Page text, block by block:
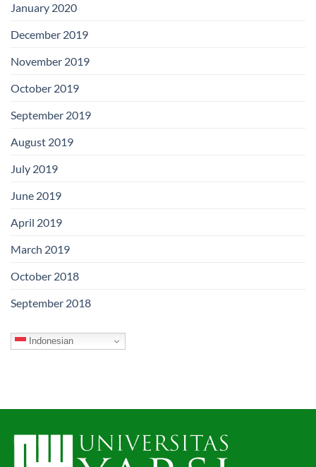
January 2020
December 2019
November 2019
October 2019
September 2019
August 2019
July 2019
June 2019
April 2019
March 2019
October 2018
September 2018
Indonesian